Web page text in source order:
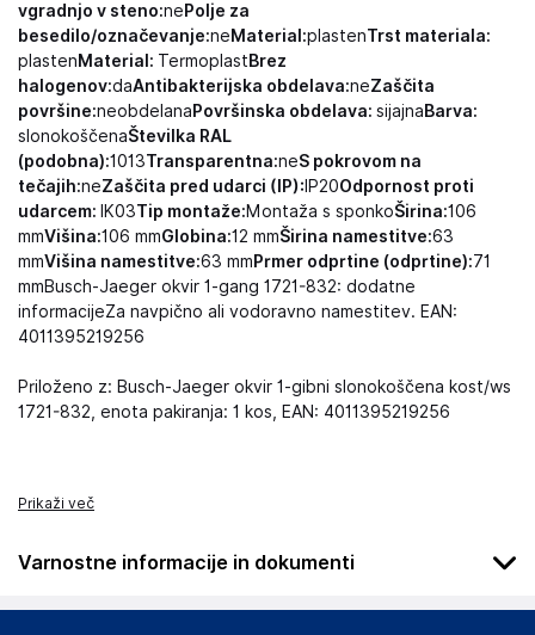
vgradnjo v steno:nePolje za
besedilo/označevanje:neMaterial:plastenTrst materiala:
plastenMaterial: TermoplastBrez
halogenov:daAntibakterijska obdelava:neZaščita
površine:neobdelanaPovršinska obdelava: sijajnaBarva:
slonokoščenaŠtevilka RAL
(podobna):1013Transparentna:neS pokrovom na
tečajih:neZaščita pred udarci (IP): IP20Odpornost proti
udarcem: IK03Tip montaže:Montaža s sponkoŠirina:106
mmVišina:106 mmGlobina:12 mmŠirina namestitve:63
mmVišina namestitve:63 mmPrmer odprtine (odprtine):71
mmBusch-Jaeger okvir 1-gang 1721-832: dodatne
informacijeZa navpično ali vodoravno namestitev. EAN:
4011395219256
Priloženo z: Busch-Jaeger okvir 1-gibni slonokoščena kost/ws
1721-832, enota pakiranja: 1 kos, EAN: 4011395219256
Prikaži več
Varnostne informacije in dokumenti
Podatki o proizvajalcu